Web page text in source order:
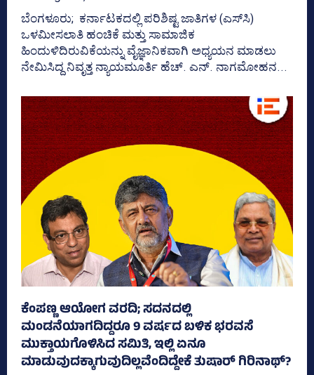
ಬೆಂಗಳೂರು; ಕರ್ನಾಟಕದಲ್ಲಿ ಪರಿಶಿಷ್ಟ ಜಾತಿಗಳ (ಎಸ್‌ಸಿ)
ಒಳಮೀಸಲಾತಿ ಹಂಚಿಕೆ ಮತ್ತು ಸಾಮಾಜಿಕ
ಹಿಂದುಳಿದಿರುವಿಕೆಯನ್ನು ವೈಜ್ಞಾನಿಕವಾಗಿ ಅಧ್ಯಯನ ಮಾಡಲು
ನೇಮಿಸಿದ್ದ ನಿವೃತ್ತ ನ್ಯಾಯಮೂರ್ತಿ ಹೆಚ್. ಎನ್. ನಾಗಮೋಹನ...
ಕೆಂಪಣ್ಣ ಆಯೋಗ ವರದಿ; ಸದನದಲ್ಲಿ
ಮಂಡನೆಯಾಗದಿದ್ದರೂ 9 ವರ್ಷದ ಬಳಿಕ ಭರವಸೆ
ಮುಕ್ತಾಯಗೊಳಿಸಿದ ಸಮಿತಿ, ಇಲ್ಲಿ ಏನೂ
ಮಾಡುವುದಕ್ಕಾಗುವುದಿಲ್ಲವೆಂದಿದ್ದೇಕೆ ತುಷಾರ್ ಗಿರಿನಾಥ್?